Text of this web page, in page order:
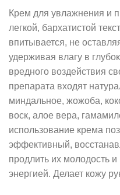
Крем для увлажнения и
легкой, бархатистой
впитывается, не
удерживая влагу в
вредного воздействия
препарата входят
миндальное, жожоба,
воск, алое вера,
использование крема
эффективный,
продлить их молодость
энергией. Делает кожу